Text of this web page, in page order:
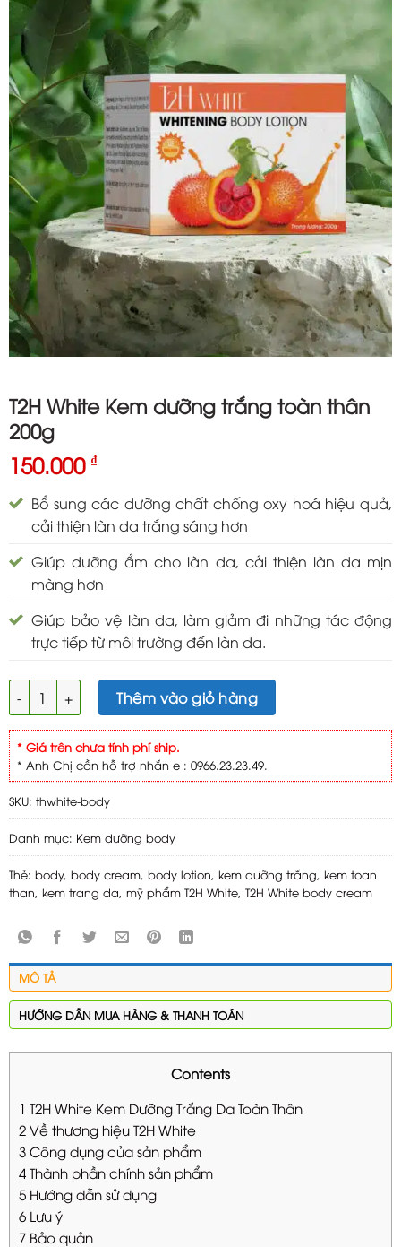
T2H White Kem dưỡng trắng toàn thân
200g
150.000 ₫
Bổ sung các dưỡng chất chống oxy hoá hiệu quả,
cải thiện làn da trắng sáng hơn
Giúp dưỡng ẩm cho làn da, cải thiện làn da mịn
màng hơn
Giúp bảo vệ làn da, làm giảm đi những tác động
trực tiếp từ môi trường đến làn da.
T2H White Kem dưỡng trắng toàn thân 200g số lượng
Thêm vào giỏ hàng
* Giá trên chưa tính phí ship.
* Anh Chị cần hỗ trợ nhắn e : 0966.23.23.49.
SKU: thwhite-body
Danh mục: Kem dưỡng body
Thẻ: body, body cream, body lotion, kem dưỡng trắng, kem toan
than, kem trang da, mỹ phẩm T2H White, T2H White body cream
MÔ TẢ
HƯỚNG DẪN MUA HÀNG & THANH TOÁN
Contents
1 T2H White Kem Dưỡng Trắng Da Toàn Thân
2 Về thương hiệu T2H White
3 Công dụng của sản phẩm
4 Thành phần chính sản phẩm
5 Hướng dẫn sử dụng
6 Lưu ý
7 Bảo quản